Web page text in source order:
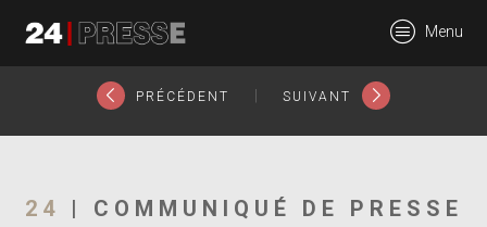
24Presse -
Communiqués de
Menu
PRÉCÉDENT SUIVANT
24 | COMMUNIQUÉ DE PRESSE